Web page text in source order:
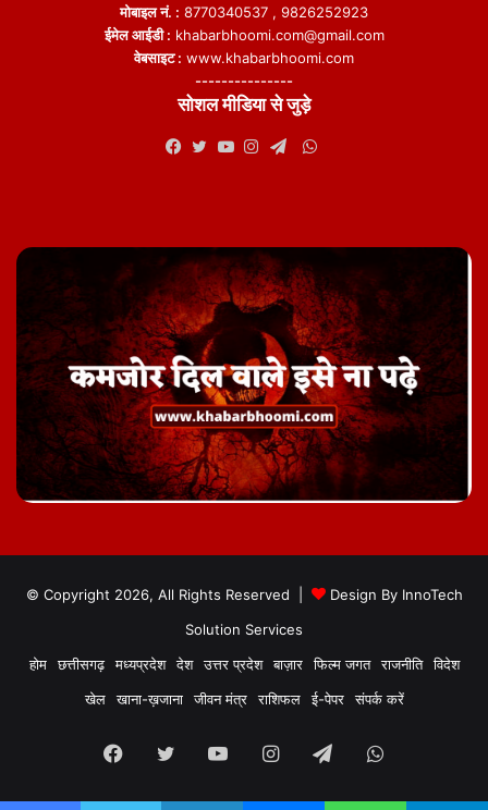
मोबाइल नं. : 8770340537 , 9826252923
ईमेल आईडी : khabarbhoomi.com@gmail.com
वेबसाइट : www.khabarbhoomi.com
---------------
सोशल मीडिया से जुड़े
WhatsApp
© Copyright 2026, All Rights Reserved | Design By InnoTech
Solution Services
होम
छत्तीसगढ़ मध्यप्रदेश देश उत्तर प्रदेश बाज़ार फिल्म जगत राजनीति
विदेश
खेल
खाना-ख़जाना जीवन मंत्र राशिफल ई-पेपर संपर्क करें
Facebook
TwitterYouTubeInstagram
TelegramWhatsApp